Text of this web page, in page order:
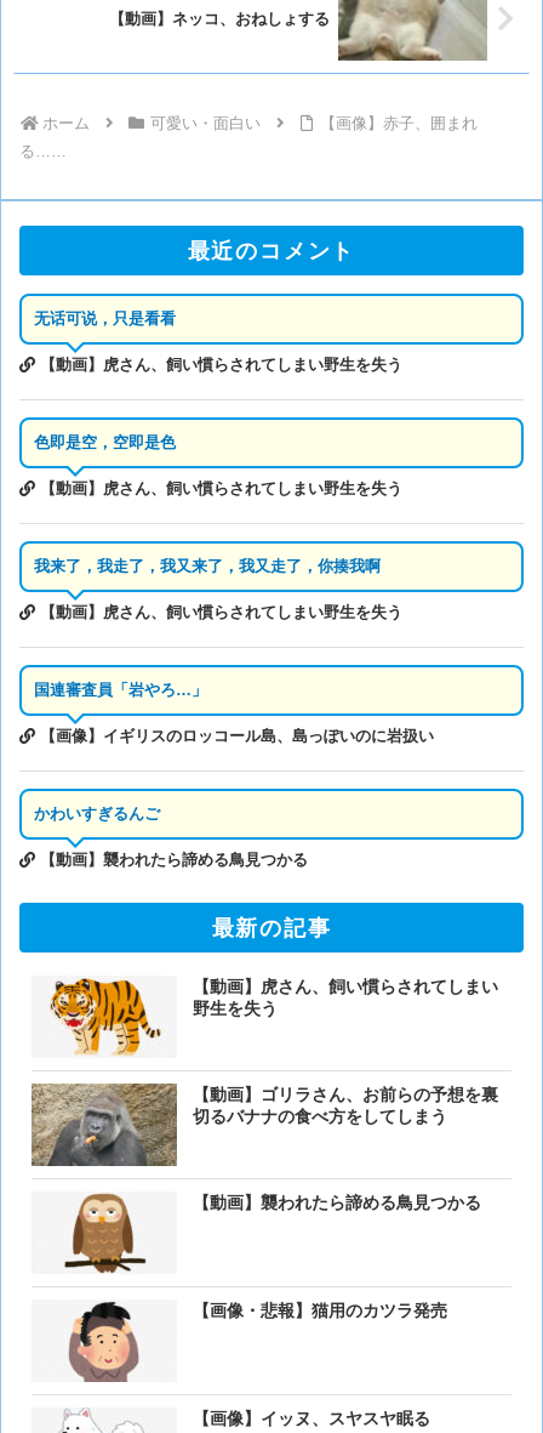
【動画】ネッコ、おねしょする
ホーム 可愛い・面白い
【画像】赤子、囲まれ
る……
最近のコメント
无话可说，只是看看
【動画】虎さん、飼い慣らされてしまい野生を失う
色即是空，空即是色
【動画】虎さん、飼い慣らされてしまい野生を失う
我来了，我走了，我又来了，我又走了，你揍我啊
【動画】虎さん、飼い慣らされてしまい野生を失う
国連審査員「岩やろ…」
【画像】イギリスのロッコール島、島っぽいのに岩扱い
かわいすぎるんご
【動画】襲われたら諦める鳥見つかる
最新の記事
【動画】虎さん、飼い慣らされてしまい
野生を失う
【動画】ゴリラさん、お前らの予想を裏
切るバナナの食べ方をしてしまう
【動画】襲われたら諦める鳥見つかる
【画像・悲報】猫用のカツラ発売
【画像】イッヌ、スヤスヤ眠る